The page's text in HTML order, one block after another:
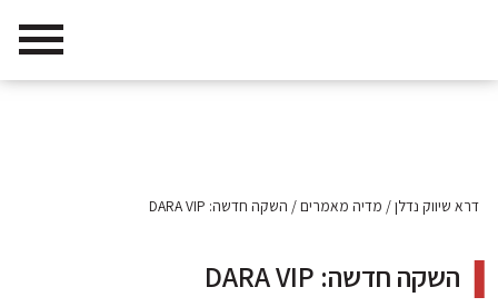
דרא שיווק נדלן/ מדיה מאמרים/ השקה חדשה: DARA VIP
השקה חדשה: DARA VIP